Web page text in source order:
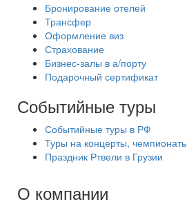
Бронирование отелей
Трансфер
Оформление виз
Страхование
Бизнес-залы в а/порту
Подарочный сертификат
Событийные туры
Событийные туры в РФ
Туры на концерты, чемпионаты
Праздник Ртвели в Грузии
О компании